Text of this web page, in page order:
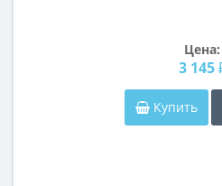
Цена:
3 145
Купить